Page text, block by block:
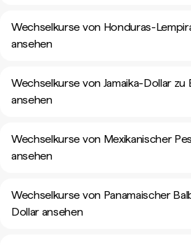
Wechselkurse von Honduras-
ansehen
Wechselkurse von Jamaika-Dollar
ansehen
Wechselkurse von Mexikanischer
ansehen
Wechselkurse von Panamaischer
Dollar ansehen